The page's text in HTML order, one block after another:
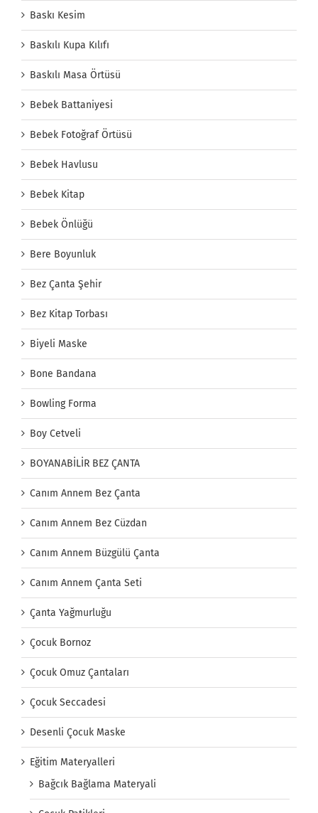
Baskı Kesim
Baskılı Kupa Kılıfı
Baskılı Masa Örtüsü
Bebek Battaniyesi
Bebek Fotoğraf Örtüsü
Bebek Havlusu
Bebek Kitap
Bebek Önlüğü
Bere Boyunluk
Bez Çanta Şehir
Bez Kitap Torbası
Biyeli Maske
Bone Bandana
Bowling Forma
Boy Cetveli
BOYANABİLİR BEZ ÇANTA
Canım Annem Bez Çanta
Canım Annem Bez Cüzdan
Canım Annem Büzgülü Çanta
Canım Annem Çanta Seti
Çanta Yağmurluğu
Çocuk Bornoz
Çocuk Omuz Çantaları
Çocuk Seccadesi
Desenli Çocuk Maske
Eğitim Materyalleri
Bağcık Bağlama Materyali